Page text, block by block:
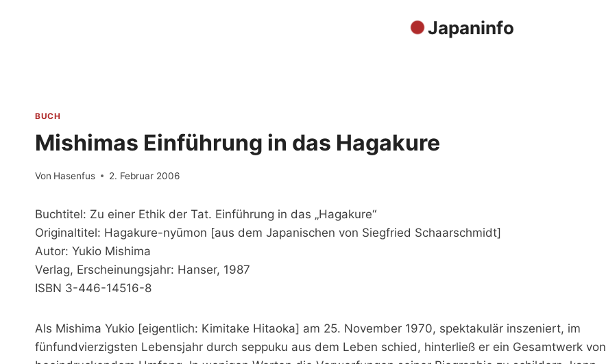
Japaninfo
BUCH
Mishimas Einführung in das Hagakure
Von Hasenfus 2. Februar 2006
Buchtitel: Zu einer Ethik der Tat. Einführung in das „Hagakure“
Originaltitel: Hagakure-nyūmon [aus dem Japanischen von Siegfried Schaarschmidt]
Autor: Yukio Mishima
Verlag, Erscheinungsjahr: Hanser, 1987
ISBN 3-446-14516-8
Als Mishima Yukio [eigentlich: Kimitake Hitaoka] am 25. November 1970, spektakulär inszeniert, im
fünfundvierzigsten Lebensjahr durch seppuku aus dem Leben schied, hinterließ er ein Gesamtwerk von